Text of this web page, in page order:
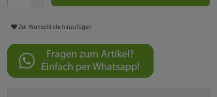
Zur Wunschliste hinzufügen